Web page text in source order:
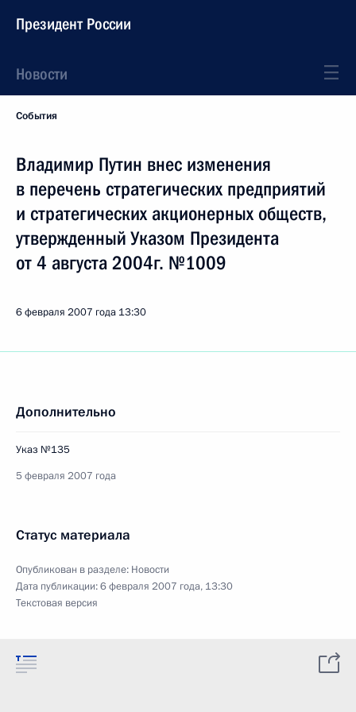
Президент России
Новости
События
Владимир Путин внес изменения
в перечень стратегических предприятий
и стратегических акционерных обществ,
утвержденный Указом Президента
от 4 августа 2004г. №1009
6 февраля 2007 года 13:30
Дополнительно
Указ №135
5 февраля 2007 года
Статус материала
Опубликован в разделе: Новости
Дата публикации:6 февраля 2007 года, 13:30
Текстовая версия